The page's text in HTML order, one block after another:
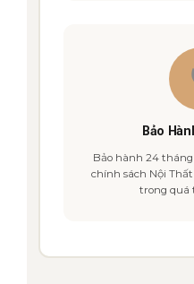
Bảo
Bảo hành 24
chính sách Nội
trong quá